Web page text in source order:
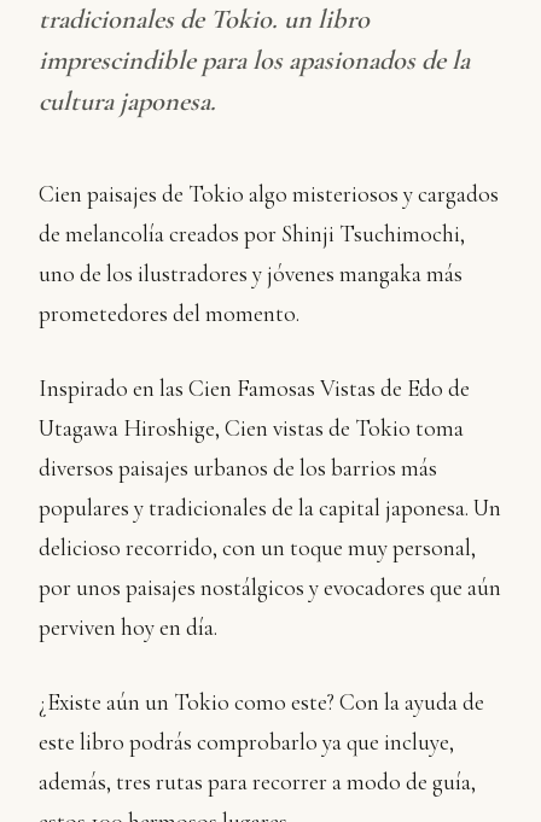
tradicionales de Tokio. un libro
imprescindible para los apasionados de la
cultura japonesa.
Cien paisajes de Tokio algo misteriosos y cargados
de melancolía creados por Shinji Tsuchimochi,
uno de los ilustradores y jóvenes mangaka más
prometedores del momento.
Inspirado en las Cien Famosas Vistas de Edo de
Utagawa Hiroshige, Cien vistas de Tokio toma
diversos paisajes urbanos de los barrios más
populares y tradicionales de la capital japonesa. Un
delicioso recorrido, con un toque muy personal,
por unos paisajes nostálgicos y evocadores que aún
perviven hoy en día.
¿Existe aún un Tokio como este? Con la ayuda de
este libro podrás comprobarlo ya que incluye,
además, tres rutas para recorrer a modo de guía,